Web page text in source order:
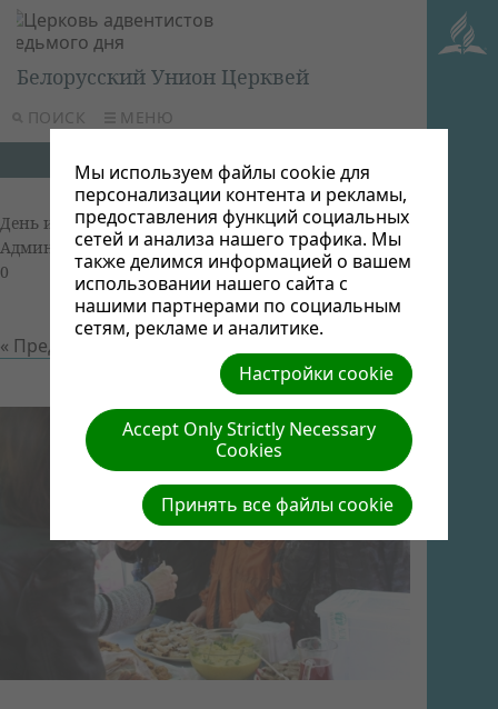
ПОИСК МЕНЮ
Белорусский Унион Церквей
День инвалида 2014 Васнецова| Автор: Виктор
Админ | Размер (МБ): 0.23 |Скачать | Просмотров:
0
« Предыдущий Следующий »
Мы используем файлы cookie для
персонализации контента и рекламы,
предоставления функций социальных
сетей и анализа нашего трафика. Мы
также делимся информацией о вашем
использовании нашего сайта с
нашими партнерами по социальным
сетям, рекламе и аналитике.
Настройки cookie
Accept Only Strictly Necessary
Cookies
Принять все файлы cookie